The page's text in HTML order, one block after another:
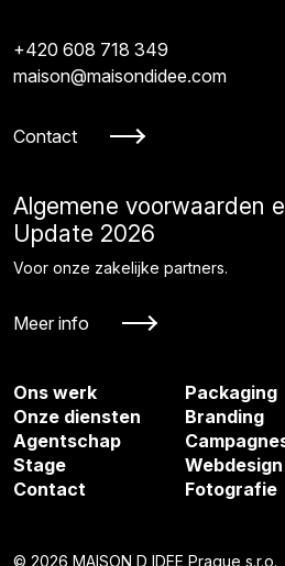
+420 608 718 349
maison@maisondidee.com
Contact
Algemene voorwaarden
Update 2026
Voor onze zakelijke partners.
Meer info
Ons werk
Onze diensten
Agentschap
Stage
Contact
Packaging
Branding
Webdesign
Fotografie
© 2026 MAISON D IDEE Prague s.r.o.